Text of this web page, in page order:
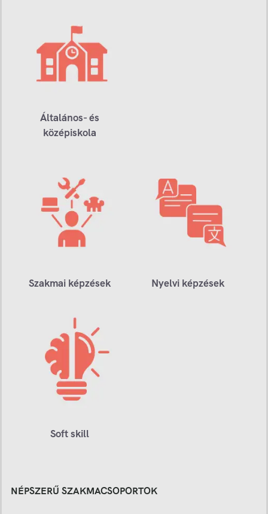
Általános- és
középiskola
Szakmai képzések Nyelvi képzések
Soft skill
NÉPSZERŰ SZAKMACSOPORTOK